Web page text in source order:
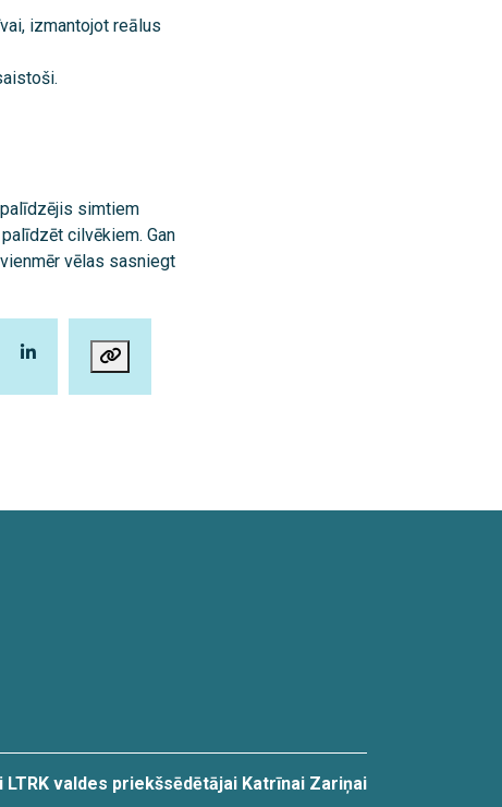
izmantojot reālus
simtiem
cilvēkiem. Gan
vēlas sasniegt
valdes priekšsēdētājai Katrīnai Zariņai